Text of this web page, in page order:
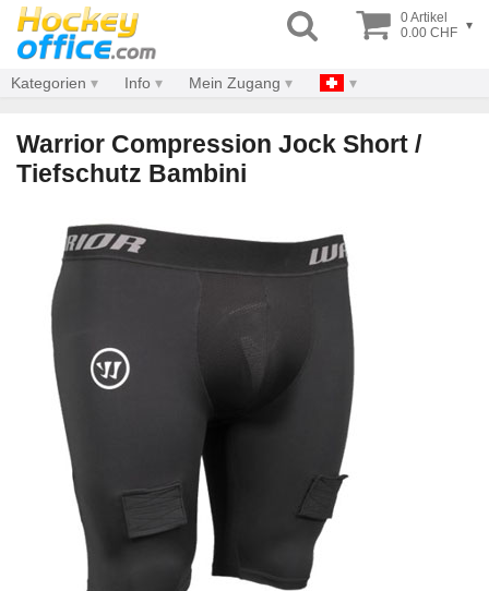
0 Artikel
0.00 CHF ▾
Kategorien Info Mein Zugang
Warrior Compression Jock Short /
Tiefschutz Bambini